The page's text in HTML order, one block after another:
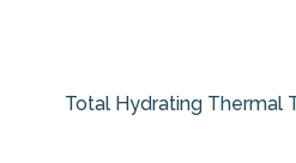
Total Hydrating Thermal